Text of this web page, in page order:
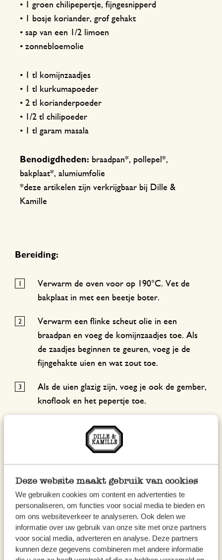
Deze website maakt gebruik van cookies
We gebruiken cookies om content en advertenties te
personaliseren, om functies voor social media te bieden en
om ons websiteverkeer te analyseren. Ook delen we
informatie over uw gebruik van onze site met onze partners
voor social media, adverteren en analyse. Deze partners
kunnen deze gegevens combineren met andere informatie
• 1 groen chilipepertje, fijngesnipperd
• 1 bosje koriander, grof gehakt
• sap van een 1/2 limoen
• zonnebloemolie
• 1 tl komijnzaadjes
• 1 tl kurkumapoeder
• 2 tl korianderpoeder
• 1/2 tl chilipoeder
• 1 tl garam masala
Benodigdheden: braadpan*, pollepel*,
bakplaat*, alumiumfolie
*deze artikelen zijn verkrijgbaar bij Dille &
Kamille
Bereiding:
Verwarm de oven voor op 190°C. Vet de
bakplaat in met een beetje boter.
Verwarm een flinke scheut olie in een
braadpan en voeg de komijnzaadjes toe. Als
de zaadjes beginnen te geuren, voeg je de
fijngehakte uien en wat zout toe.
Als de uien glazig zijn, voeg je ook de gember,
knoflook en het pepertje toe.
Roer goed door en voeg na een minuut het
kurkuma-, koriander- en chilipoeder toe,
samen met de garam masala.
Voeg ook de aardappelblokjes en de
erwten toe en roer goed door.
Tot slot voeg je de bloemkoolroosjes toe.
Meng alles goed zodat alle groenten bedekt
zijn met een kruidenlaagje.